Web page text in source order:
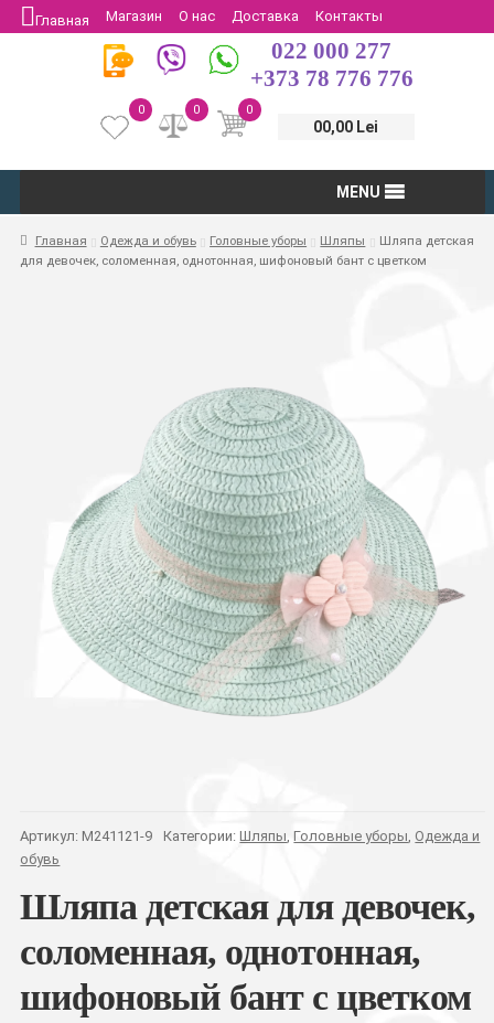
Главная Магазин О нас Доставка
Контакты
Защита потребителей
Возврат
022 000 277
+373 78 776 776
0
00,00 Lei
0
0
MENU
Главная Одежда и обувь Головные уборы Шляпы
Шляпа детская
для девочек, соломенная, однотонная, шифоновый бант с цветком
Артикул: M241121-9 Категории:Шляпы,Головные уборы, Одежда и
обувь
Шляпа детская для девочек,
соломенная, однотонная,
шифоновый бант с цветком